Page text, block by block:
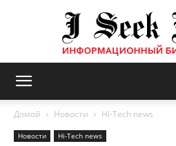
Домой Новости Hi-Tech news
Новости Hi-Tech news